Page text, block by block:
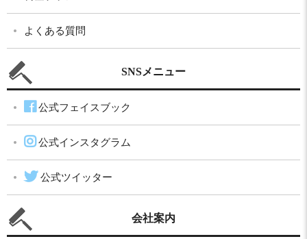
よくある質問
SNSメニュー
公式フェイスブック
公式インスタグラム
公式ツイッター
会社案内